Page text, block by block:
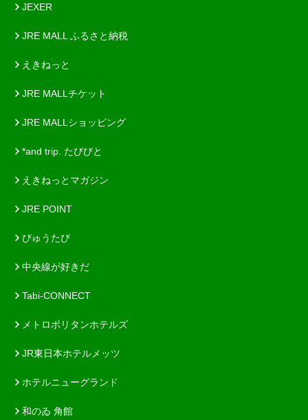
JEXER
JRE MALL ふるさと納税
えきねっと
JRE MALLチケット
JRE MALLショッピング
*and trip. たびびと
えきねっとマガジン
JRE POINT
びゅうたび
中央線が好きだ
Tabi-CONNECT
メトロポリタンホテルズ
JR東日本ホテルメッツ
ホテルニューグランド
和のゐ 角館